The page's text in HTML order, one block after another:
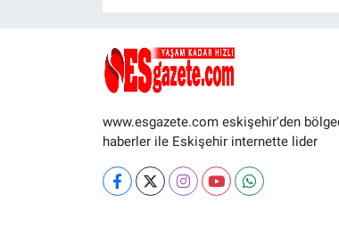
www.esgazete.com eskişehir'den
haberler ile Eskişehir internette lider